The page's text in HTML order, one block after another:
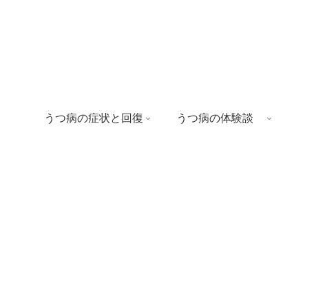
うつ病の症状と回復 うつ病の体験談